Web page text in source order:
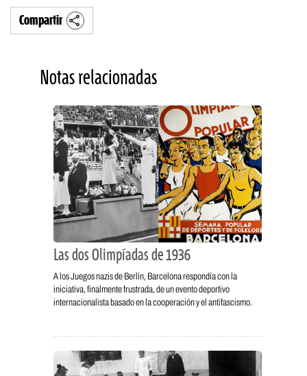
Compartir
Notas relacionadas
Las dos Olimpíadas de 1936
A los Juegos nazis de Berlín, Barcelona respondía con la
iniciativa, finalmente frustrada, de un evento deportivo
internacionalista basado en la cooperación y el antifascismo.